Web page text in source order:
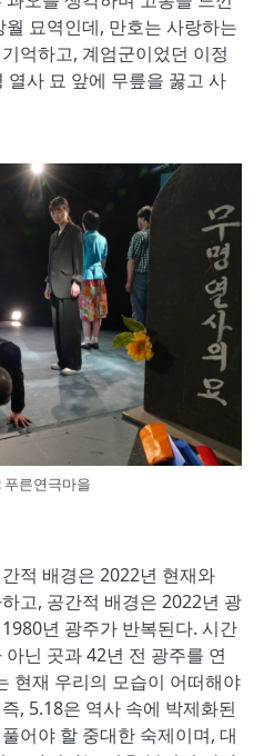
묘역인데, 만호는 사랑하는
억하고, 계엄군이었던 이정
사 묘 앞에 무릎을 꿇고 사
푸른연극마을
적 배경은 2022년 현재와
고, 공간적 배경은 2022년 광
년 광주가 반복된다. 시간
닌 곳과 42년 전 광주를 연
현재 우리의 모습이 어떠해야
, 5.18은 역사 속에 박제화된
어야 할 중대한 숙제이며, 대